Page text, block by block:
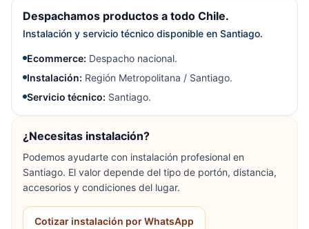
Despachamos productos a todo Chile.
Instalación y servicio técnico disponible en Santiago.
Ecommerce: Despacho nacional.
Instalación: Región Metropolitana / Santiago.
Servicio técnico: Santiago.
¿Necesitas instalación?
Podemos ayudarte con instalación profesional en
Santiago. El valor depende del tipo de portón, distancia,
accesorios y condiciones del lugar.
Cotizar instalación por WhatsApp